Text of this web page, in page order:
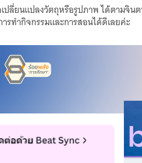
ปลี่ยนแปลงวัตถุหรือรูปภาพ ได้ตามจิ
รทำกิจกรรมและการสอนได้ดีเลยค่ะ